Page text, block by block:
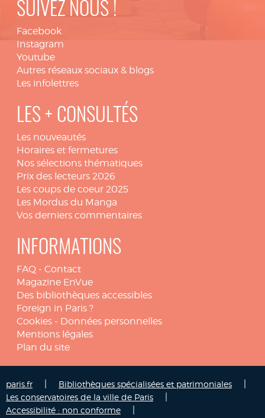
SUIVEZ NOUS !
Facebook
Instagram
Youtube
Autres réseaux sociaux & blogs
Les infolettres
LES + CONSULTÉS
Les nouveautés
Horaires et fermetures
Nos sélections thématiques
Prix des lecteurs 2026
Les coups de coeur 2025
Les Mordus du Manga
Vos derniers commentaires
INFORMATIONS
FAQ - Contact
Magazine EnVue
Des bibliothèques accessibles
Foreign in Paris ?
Cookies - Données personnelles
Mentions légales
Plan du site
paris.fr Bibliothèques spécialisées et patrimoniales
Les conservatoires de la ville de Paris
Accessibilité : non conforme